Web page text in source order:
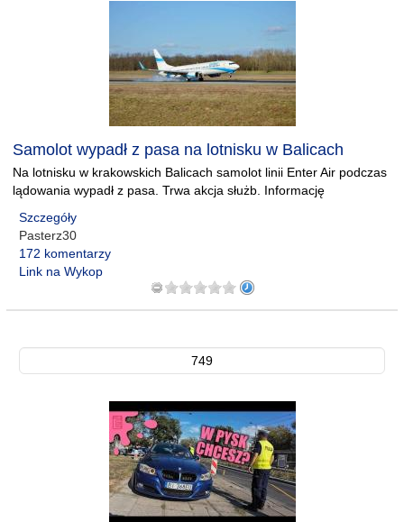
Samolot wypadł z pasa na lotnisku w Balicach
Na lotnisku w krakowskich Balicach samolot linii Enter Air podczas
lądowania wypadł z pasa. Trwa akcja służb. Informację
Szczegóły
Pasterz30
172 komentarzy
Link na Wykop
749